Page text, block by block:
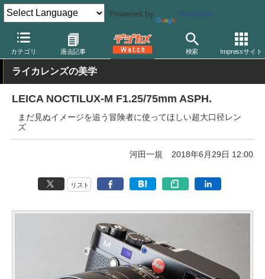
Powered by Translate
カテゴリ 過去記事 検索 Impressサイト
デジカメ Watch レンズ 交換レンズ ライカ
ライカレンズの美学
LEICA NOCTILUX-M F1.25/75mm ASPH.
まだ見ぬイメージを追う冒険者に使ってほしい超大口径レン
ズ
河田一規 2018年6月29日 12:00
リスト